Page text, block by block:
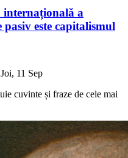
internațională a
pasiv este capitalismul
Joi, 11 Sep
cuvinte și fraze de cele mai